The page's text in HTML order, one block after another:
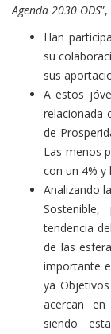
Agenda 2030 ODS
Han
su
sus
A estos
relacionada
de
Las menos
con un 4% y
Analizando
tendencia
de las
importante
ya
acercan
siendo